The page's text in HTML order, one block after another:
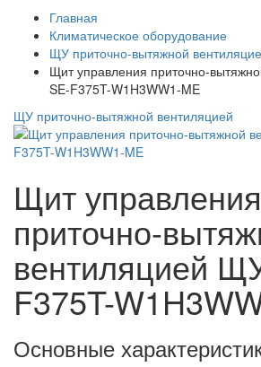
Главная
Климатическое оборудование
ЩУ приточно-вытяжной
Щит управления приточно-
SE-F375T-W1H3WW1-ME
ЩУ приточно-вытяжной вентиляцией
Щит управления
приточно-
вентиляцией
F375T-
Основные